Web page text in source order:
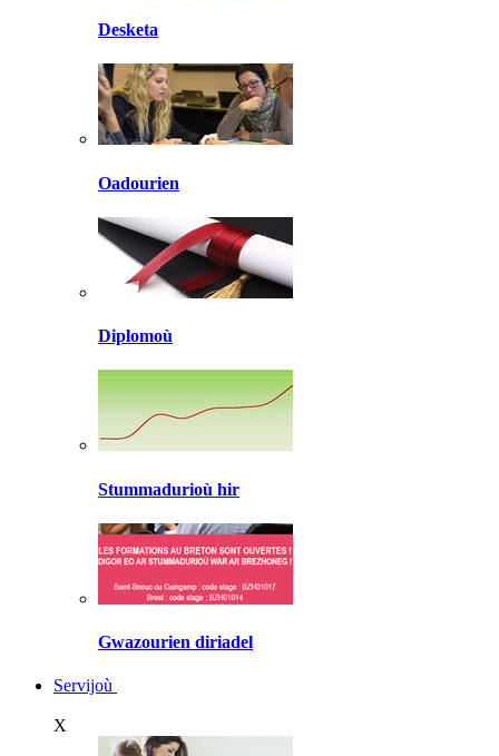
Desketa
Oadourien
Diplomoù
Stummadurioù hir
Gwazourien diriadel
Servijoù
X